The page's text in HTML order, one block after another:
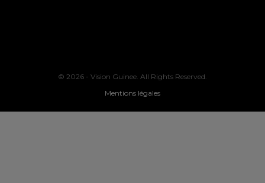
© 2026 - Vision Guinee. All Rights Reserved.
Mentions légales